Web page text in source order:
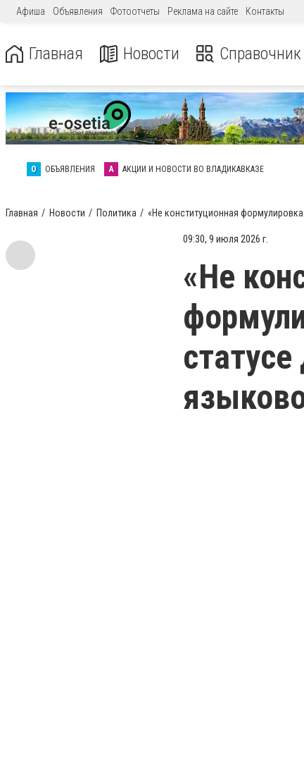
Афиша Объявления Фотоотчеты Реклама на сайте Контакты
Главная Новости Справочник
О ОБЪЯВЛЕНИЯ А АКЦИИ И НОВОСТИ ВО ВЛАДИКАВКАЗЕ
Главная Новости Политика «Не конституционная
09:30, 9 июля 2026 г.
«Не